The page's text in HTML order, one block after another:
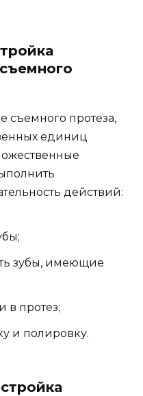
съемного протеза,
единиц
действий:
зубы, имеющие
в протез;
и полировку.